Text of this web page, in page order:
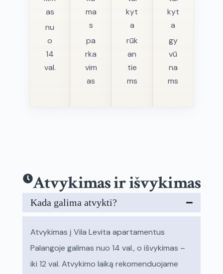
as
nu
o
14
val.
ma
s
pa
rka
vim
as
kyt
a
rūk
an
tie
ms
kyt
a
gy
vū
na
ms
Atvykimas ir išvykimas
Kada galima atvykti?
Atvykimas į Vila Levita apartamentus
Palangoje galimas nuo 14 val., o išvykimas –
iki 12 val. Atvykimo laiką rekomenduojame